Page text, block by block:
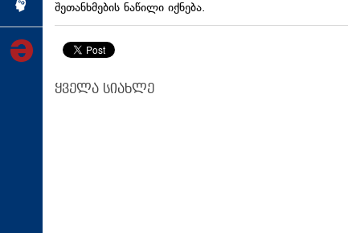
ინქვიზიცია
შეთანხმების ნაწილი იქნება.
ყველა სიახლე